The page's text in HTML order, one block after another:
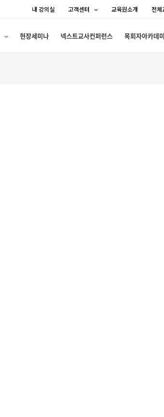
내 강의실 고객센터 교육원소개 전체
현장세미나 넥스트교사컨퍼런스 목회자아카데미